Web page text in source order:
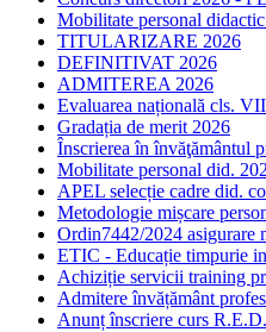
Mobilitate personal
TITULARIZARE 2026
DEFINITIVAT 2026
ADMITEREA 2026
Evaluarea națională cls.
Gradația de merit 2026
Înscrierea în învăţământul
Mobilitate personal did.
APEL selecție cadre did.
Metodologie mișcare
Ordin7442/2024 asigurare
ETIC - Educație timpurie
Achiziție servicii training
Admitere învățământ
Anunț înscriere curs R.E.D.